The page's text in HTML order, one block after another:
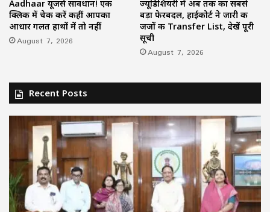
Aadhaar यूजर्स सावधान! एक
क्लिक में चेक करें कहीं आपका
आधार गलत हाथों में तो नहीं
August 7, 2026
ज्यूडिशियरी में अब तक का सबसे
बड़ा फेरबदल, हाईकोर्ट ने जारी की
जजों की Transfer List, देखें पूरी
सूची
August 7, 2026
Recent Posts